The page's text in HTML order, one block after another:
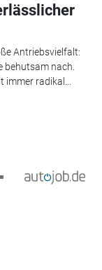
Antriebsvielfalt:
behutsam nach.
immer radikal...